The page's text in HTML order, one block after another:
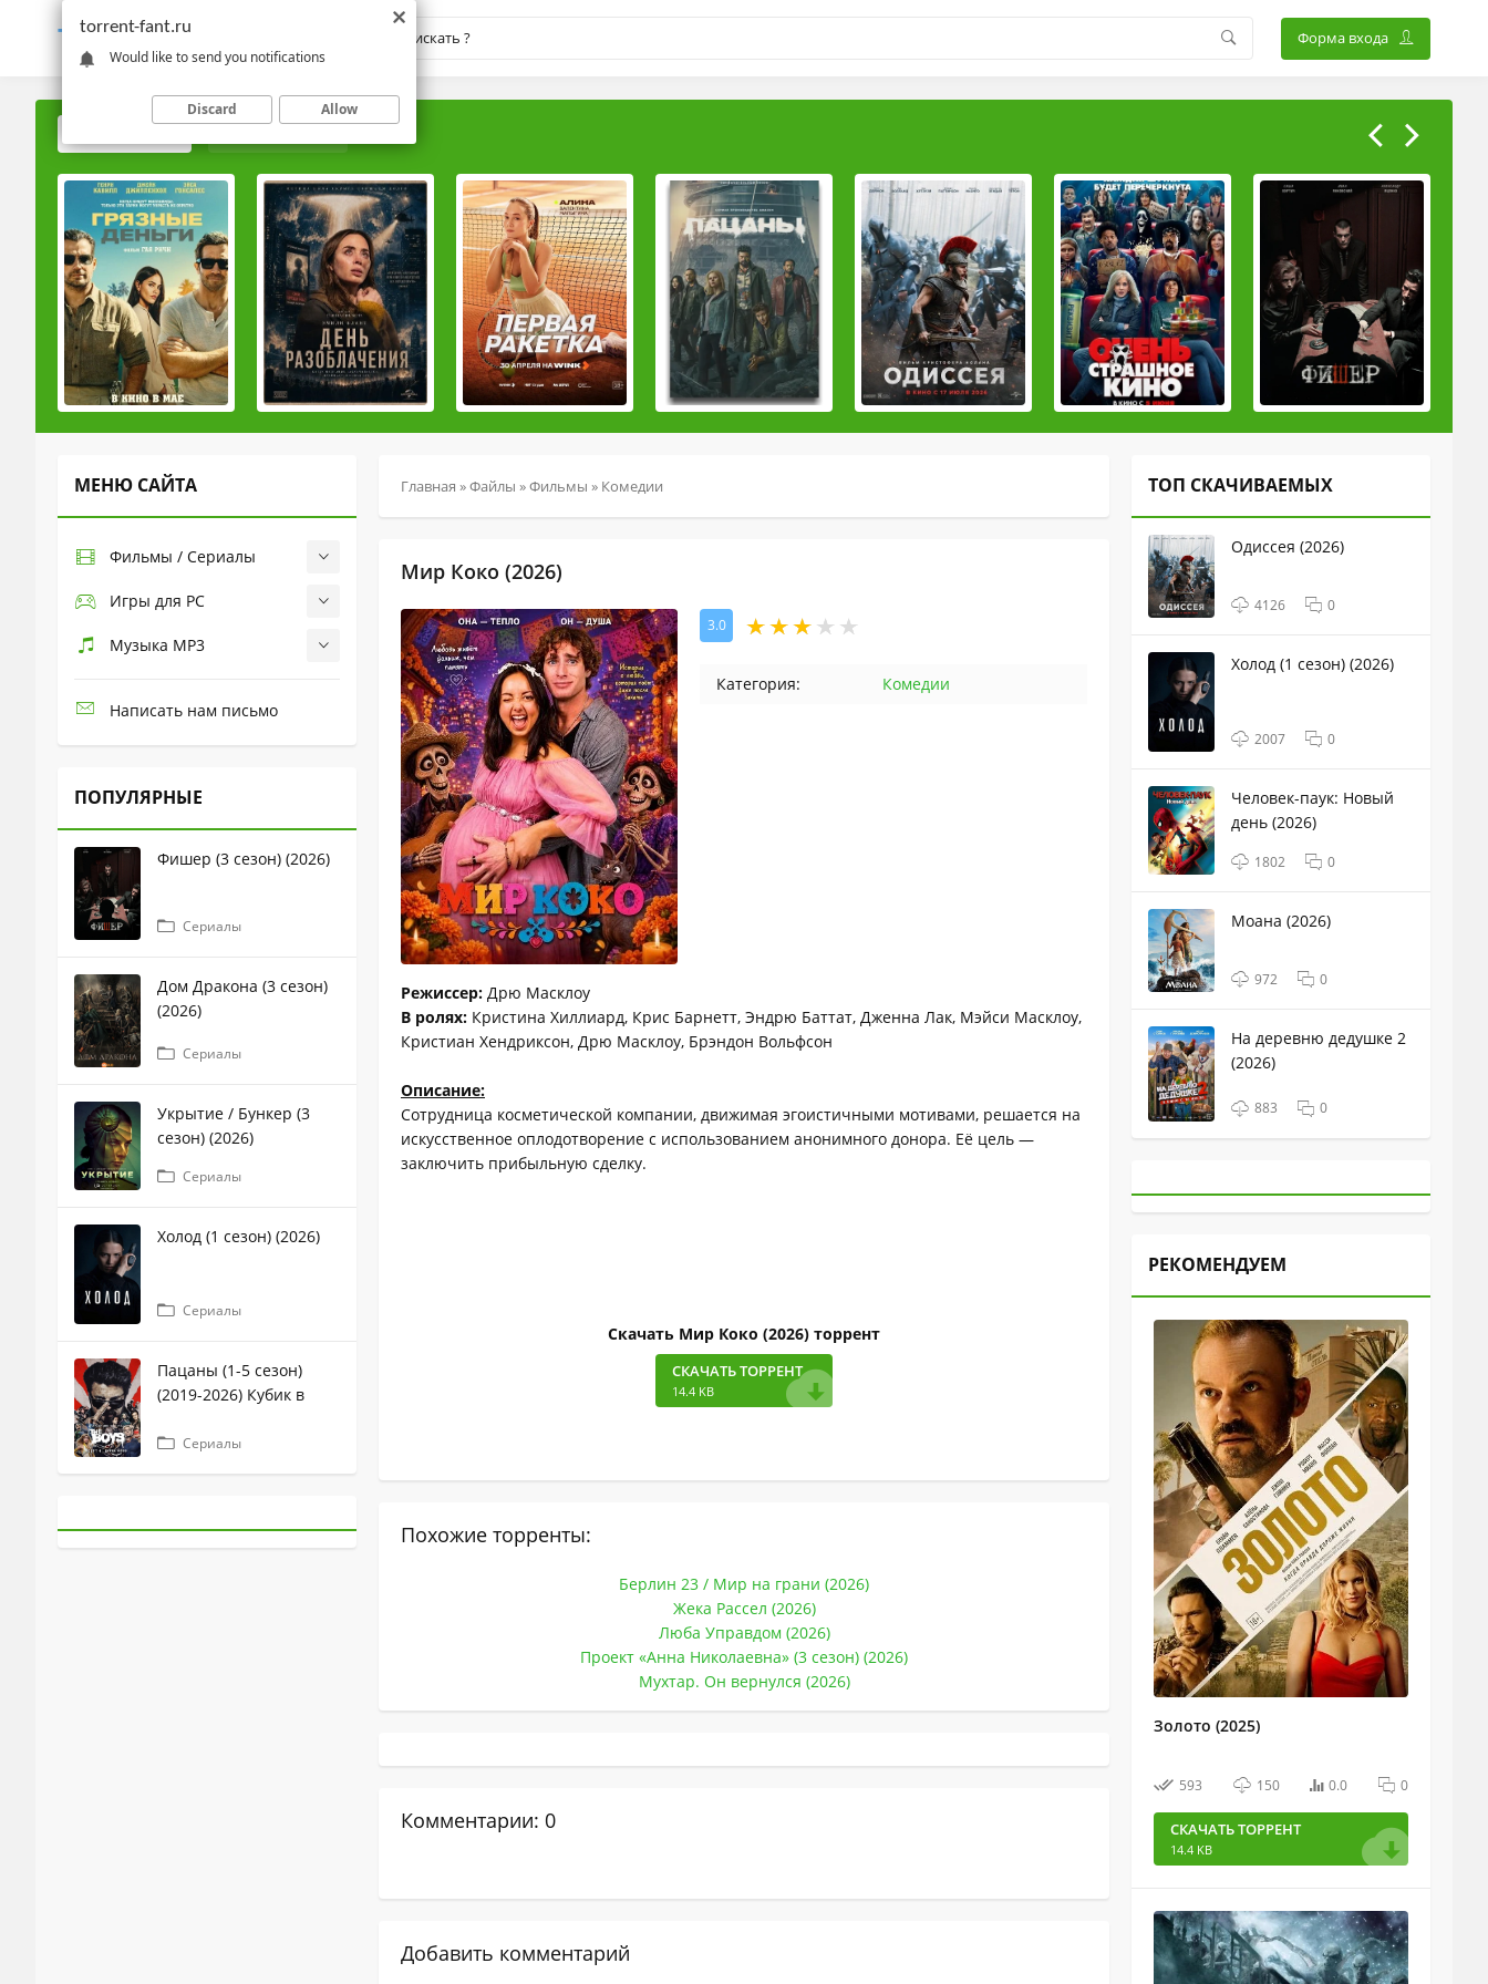
TORRENT-FANT.RU Форма входа
МЕНЮ САЙТА
Фильмы / Сериалы
Игры для PC
Музыка MP3
Написать нам письмо
ПОПУЛЯРНЫЕ
Фишер (3 сезон) (2026)
Сериалы
Дом Дракона (3 сезон)
(2026)
Сериалы
Укрытие / Бункер (3
сезон) (2026)
Сериалы
Холод (1 сезон) (2026)
Сериалы
Пацаны (1-5 сезон)
(2019-2026) Кубик в
Сериалы
Главная »Файлы »Фильмы » Комедии
Мир Коко (2026)
3.0
Категория: Комедии
Режиссер: Дрю Масклоу
В ролях: Кристина Хиллиард, Крис Барнетт, Эндрю Баттат, Дженна Лак, Мэйси Масклоу,
Кристиан Хендриксон, Дрю Масклоу, Брэндон Вольфсон
Описание:
Сотрудница косметической компании, движимая эгоистичными мотивами, решается на
искусственное оплодотворение с использованием анонимного донора. Её цель —
заключить прибыльную сделку.
Скачать Мир Коко (2026) торрент
СКАЧАТЬ ТОРРЕНТ
14.4 KB
Похожие торренты:
Берлин 23 / Мир на грани (2026)
Жека Рассел (2026)
Люба Управдом (2026)
Проект «Анна Николаевна» (3 сезон) (2026)
Мухтар. Он вернулся (2026)
Комментарии: 0
Добавить комментарий
ТОП СКАЧИВАЕМЫХ
Одиссея (2026)
4126 0
Холод (1 сезон) (2026)
2007 0
Человек-паук: Новый
день (2026)
1802 0
Моана (2026)
972 0
На деревню дедушке 2
(2026)
883 0
РЕКОМЕНДУЕМ
Золото (2025)
593 150 0.0 0
СКАЧАТЬ ТОРРЕНТ
14.4 KB
torrent-fant.ru
Would like to send you notifications
Discard Allow